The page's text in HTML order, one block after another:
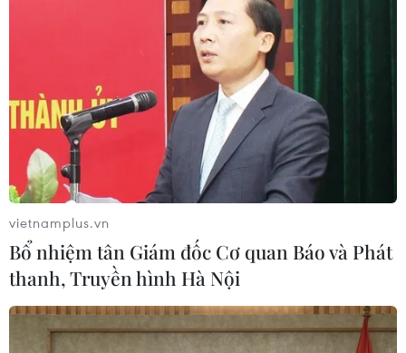
Ngay từ thời điểm Apple giới thiệu các sản phẩm mới
tại Mỹ, cộng đồng mạng Việt Nam đã đem các "siêu
phẩm" công nghệ này ra mổ xẻ để tìm những ưu,
khuyết điểm của nó.
vietnamplus.vn
Bổ nhiệm tân Giám đốc Cơ quan Báo và Phát
thanh, Truyền hình Hà Nội